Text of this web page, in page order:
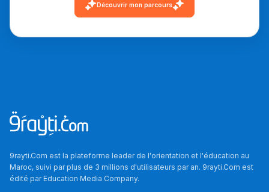
Découvrir mon parcours
9rayti.Com est la plateforme leader de l'orientation et l'éducation au
Maroc, suivi par plus de 3 millions d'utilisateurs par an. 9rayti.Com est
édité parEducation Media Company.